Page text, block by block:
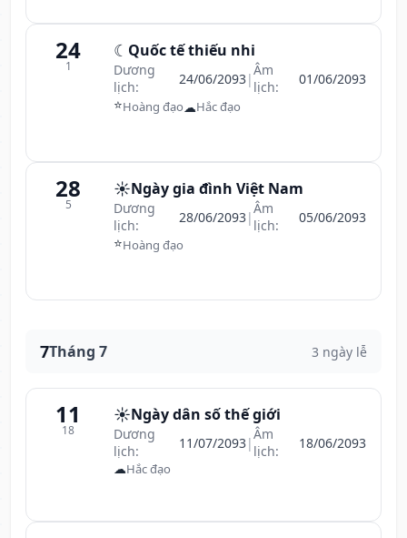
24
1
☾ Quốc tế thiếu nhi
Dương
lịch:
24/06/2093|Âm
lịch:
01/06/2093
⭐Hoàng đạo☁Hắc đạo
28
5
☀️Ngày gia đình Việt Nam
Dương
lịch:
28/06/2093|Âm
lịch:
05/06/2093
⭐Hoàng đạo
7Tháng 7 3 ngày lễ
11
18
☀️Ngày dân số thế giới
Dương
lịch:
11/07/2093|Âm
lịch:
18/06/2093
☁Hắc đạo